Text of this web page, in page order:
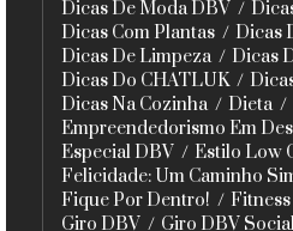
Dicas De Moda DBV
Dicas Com Plantas
Dicas
Dicas De Limpeza
Dicas
Dicas Do CHATLUK
Dicas Na Cozinha
Dieta
Empreendedorismo Em
Especial DBV
Estilo Low
Felicidade: Um Caminho
Fique Por Dentro!
Giro DBV
Giro DBV